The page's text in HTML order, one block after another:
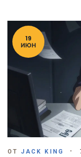
19
ИЮН
ОТ JACK KING